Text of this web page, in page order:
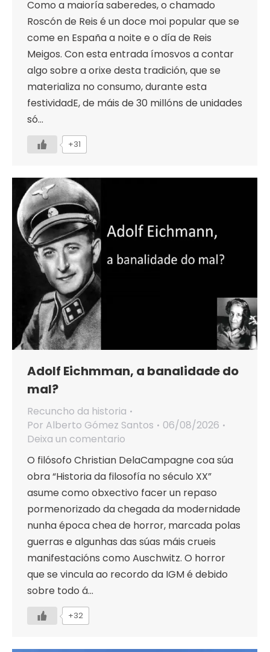
Como a maioría saberedes, o chamado
Roscón de Reis é un doce moi popular que se
come en España a noite e o día de Reis
Meigos. Con esta entrada ímosvos a contar
algo sobre a orixe desta tradición, que se
materializa no consumo, durante esta
festividadE, de máis de 30 millóns de unidades
só…
+31
Adolf Eichmman, a banalidade do
mal?
Recuncho da historia
Por Alberto Gómez Santos
06/08/2026
Deixa un comentario
O filósofo Christian DelaCampagne coa súa
obra “Historia da filosofía no século XX”
asume como obxectivo facer un repaso
pormenorizado da chegada da modernidade
nunha época chea de horror, marcada polas
guerras e algunhas das súas máis crueis
manifestacións como Auschwitz. O horror
que se vincula ao recordo da IGM é debido
sobre todo á…
+32